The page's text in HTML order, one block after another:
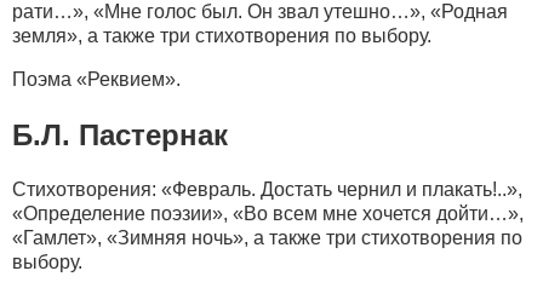
рати…», «Мне голос был. Он звал утешно…», «Родная
земля», а также три стихотворения по выбору.
Поэма «Реквием».
Б.Л. Пастернак
Стихотворения: «Февраль. Достать чернил и плакать!..»,
«Определение поэзии», «Во всем мне хочется дойти…»,
«Гамлет», «Зимняя ночь», а также три стихотворения по
выбору.